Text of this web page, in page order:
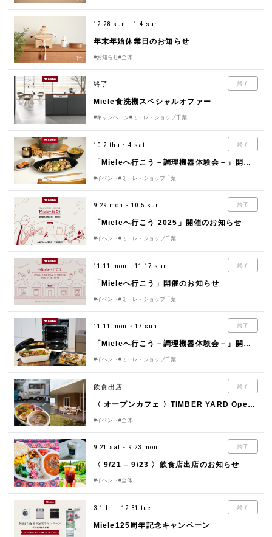
12.28 sun - 1.4 sun
年末年始休業日のお知らせ
#お知らせ#全体
終了
終了
Miele食洗機スペシャルオファー
#キャンペーン#ミーレ・ショップ千葉
終了
10.2 thu・4 sat
「Mieleへ行こう－調理機器体験会－」開催のお知らせ
#イベント #ミーレ・ショップ千葉
終了
9.29 mon - 10.5 sun
「Mieleへ行こう 2025」開催のお知らせ
#イベント #ミーレ・ショップ千葉
終了
11.11 mon - 11.17 sun
「Mieleへ行こう」開催のお知らせ
#イベント #ミーレ・ショップ千葉
終了
11.11 mon・17 sun
「Mieleへ行こう－調理機器体験会－」開催のお知らせ
#イベント #ミーレ・ショップ千葉
終了
飲食出店
〈 オープンカフェ 〉TIMBER YARD Open Café
#イベント #全体
終了
9.21 sat - 9.23 mon
〈 9/21 – 9/23 〉飲食店出店のお知らせ
#イベント #全体
終了
3.1 fri - 12.31 tue
Miele125周年記念キャンペーン